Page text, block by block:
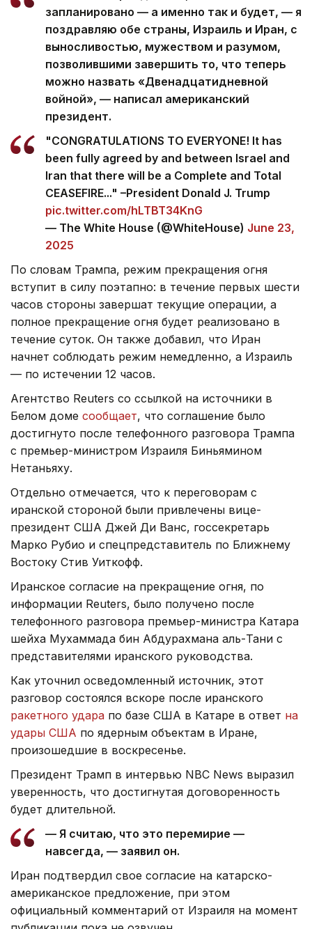
запланировано — а именно так и будет, — я
поздравляю обе страны, Израиль и Иран, с
выносливостью, мужеством и разумом,
позволившими завершить то, что теперь
можно назвать «Двенадцатидневной
войной», — написал американский
президент.
"CONGRATULATIONS TO EVERYONE! It has
been fully agreed by and between Israel and
Iran that there will be a Complete and Total
CEASEFIRE..." –President Donald J. Trump
pic.twitter.com/hLTBT34KnG
— The White House (@WhiteHouse) June 23,
2025
По словам Трампа, режим прекращения огня
вступит в силу поэтапно: в течение первых шести
часов стороны завершат текущие операции, а
полное прекращение огня будет реализовано в
течение суток. Он также добавил, что Иран
начнет соблюдать режим немедленно, а Израиль
— по истечении 12 часов.
Агентство Reuters со ссылкой на источники в
Белом доме сообщает, что соглашение было
достигнуто после телефонного разговора Трампа
с премьер-министром Израиля Биньямином
Нетаньяху.
Отдельно отмечается, что к переговорам с
иранской стороной были привлечены вице-
президент США Джей Ди Ванс, госсекретарь
Марко Рубио и спецпредставитель по Ближнему
Востоку Стив Уиткофф.
Иранское согласие на прекращение огня, по
информации Reuters, было получено после
телефонного разговора премьер-министра Катара
шейха Мухаммада бин Абдурахмана аль-Тани с
представителями иранского руководства.
Как уточнил осведомленный источник, этот
разговор состоялся вскоре после иранского
ракетного удара по базе США в Катаре в ответ на
удары США по ядерным объектам в Иране,
произошедшие в воскресенье.
Президент Трамп в интервью NBC News выразил
уверенность, что достигнутая договоренность
будет длительной.
— Я считаю, что это перемирие —
навсегда, — заявил он.
Иран подтвердил свое согласие на катарско-
американское предложение, при этом
официальный комментарий от Израиля на момент